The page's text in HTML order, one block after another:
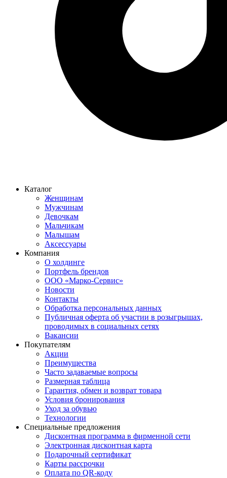
Каталог
Женщинам
Мужчинам
Девочкам
Мальчикам
Малышам
Аксессуары
Компания
О холдинге
Портфель брендов
ООО «Марко-Сервис»
Новости
Контакты
Обработка персональных данных
Публичная оферта об участии в розыгрышах,
проводимых в социальных сетях
Вакансии
Покупателям
Акции
Преимущества
Часто задаваемые вопросы
Размерная таблица
Гарантия, обмен и возврат товара
Условия бронирования
Уход за обувью
Технологии
Специальные предложения
Дисконтная программа в фирменной сети
Электронная дисконтная карта
Подарочный сертификат
Карты рассрочки
Оплата по QR-коду